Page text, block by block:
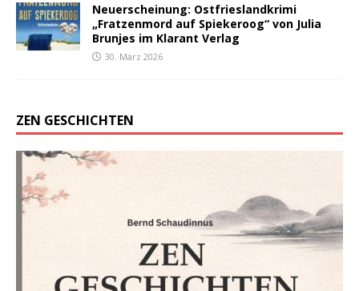
Neuerscheinung: Ostfrieslandkrimi
„Fratzenmord auf Spiekeroog“ von Julia
Brunjes im Klarant Verlag
30. März 2026
ZEN GESCHICHTEN